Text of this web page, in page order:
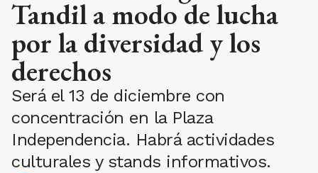
Tandil a modo de lucha
por la diversidad y los
derechos
Será el 13 de diciembre con
concentración en la Plaza
Independencia. Habrá actividades
culturales y stands informativos.